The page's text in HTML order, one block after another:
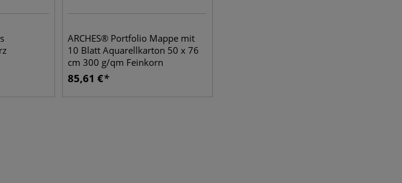
ARCHES® Portfolio Mappe mit
10 Blatt Aquarellkarton 50 x 76
cm 300 g/qm Feinkorn
85,61 €